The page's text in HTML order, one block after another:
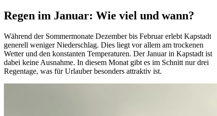
Regen im Januar: Wie viel und wann?
Während der Sommermonate Dezember bis Februar erlebt Kapstadt
generell weniger Niederschlag. Dies liegt vor allem am trockenen
Wetter und den konstanten Temperaturen. Der Januar in Kapstadt ist
dabei keine Ausnahme. In diesem Monat gibt es im Schnitt nur drei
Regentage, was für Urlauber besonders attraktiv ist.